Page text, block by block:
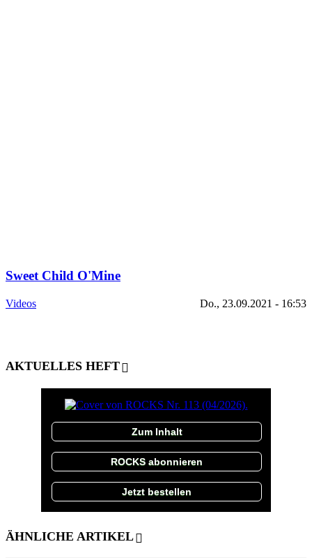
Sweet Child O'Mine
Videos Do., 23.09.2021 - 16:53
AKTUELLES HEFT
Zum Inhalt
ROCKS abonnieren
Jetzt bestellen
ÄHNLICHE ARTIKEL